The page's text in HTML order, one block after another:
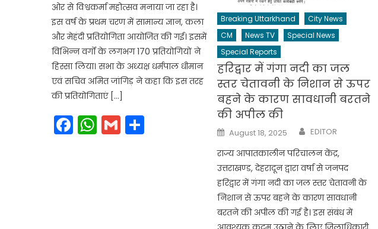
ओर से विश्वकर्मा महोत्सव मनाया जा रहा है।
इस वर्ष के प्रथम चरण में सामान्य ज्ञान, कला
और मेहंदी प्रतियोगिता आयोजित की गई। इसमें
विभिन्न वर्गों के लगभग 170 प्रतियोगियों ने
हिस्सा लिया। सभा के अध्यक्ष धर्मपाल धीमान
एवं सचिव अमित जांगिड़ ने कहा कि इस तरह
की प्रतियोगिताएं […]
Facebook
WhatsApp
Gmail
Breaking Uttarkhand
City News
CM
News TV
Special News
Special Reports
हरिद्वार में गंगा नदी का जल
स्तर चेतावनी के निशान से ऊपर
बहने के कारण सावधानी बरतने
की अपील की
Posted
on
August 18, 2025 Author
EDITOR
राज्य आपातकालीन परिचालन केंद्र,
उत्तराखण्ड, देहरादून द्वारा वर्षा से जनपद
हरिद्वार में गंगा नदी का जल स्तर चेतावनी के
निशान से ऊपर बहने के कारण सावधानी
बरतने की अपील की गई है। इस संबंध में